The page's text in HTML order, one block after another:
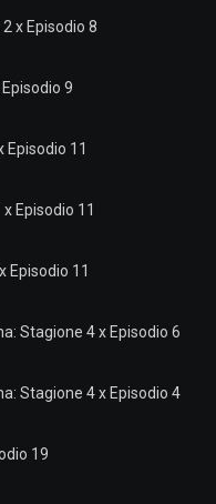
x Episodio 8
9
Episodio 11
Episodio 11
Episodio 11
Stagione 4 x Episodio 6
Stagione 4 x Episodio 4
19